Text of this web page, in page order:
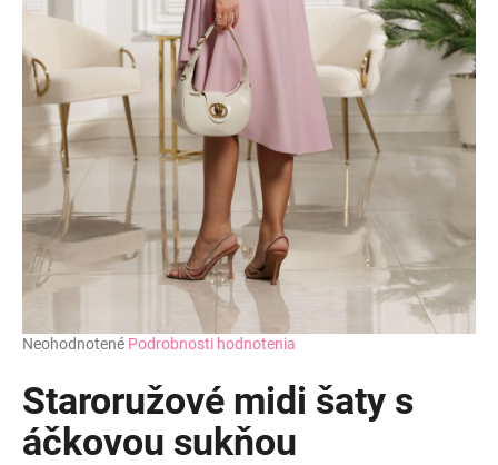
Priemerné
produktu
je
0,0
z
Neohodnotené Podrobnosti hodnotenia
Staroružové midi šaty s
áčkovou sukňou